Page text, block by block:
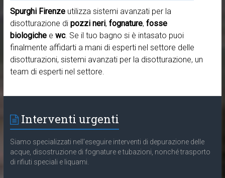
Spurghi Firenzeutilizza sistemi avanzati per la
disotturazione di pozzi neri, fognature, fosse
biologichee wc. Se il tuo bagno si è intasato puoi
finalmente affidarti a mani di esperti nel settore delle
disotturazioni, sistemi avanzati per la disotturazione, un
team di esperti nel settore.
Interventi urgenti
Siamo specializzati nell’eseguire interventi di depurazione delle
acque, disostruzione di fognature e tubazioni, nonché trasporto
di rifiuti speciali e liquami.